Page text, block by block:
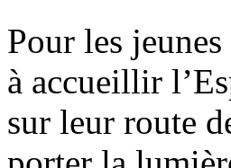
Pour les
à accueillir
sur leur route